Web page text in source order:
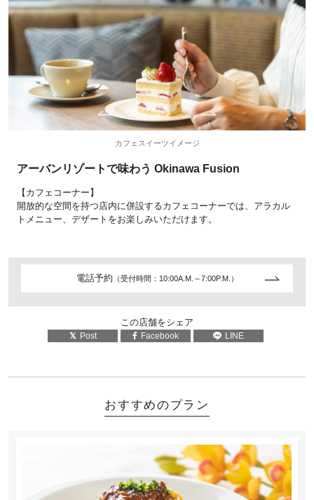
カフェスイーツイメージ
アーバンリゾートで味わう Okinawa Fusion
【カフェコーナー】
開放的な空間を持つ店内に併設するカフェコーナーでは、アラカル
トメニュー、デザートをお楽しみいただけます。
電話予約 （受付時間：10:00A.M.～7:00P.M.）
この店舗をシェア
Post Facebook LINE
おすすめのプラン